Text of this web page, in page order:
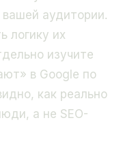
аудитории.
логику их
изучите
в Google по
как реально
а не SEO-